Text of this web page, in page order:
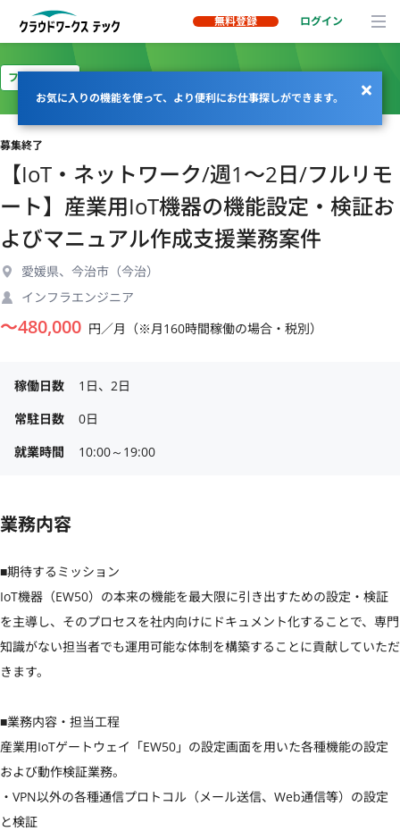
無料登録 ログイン
お気に入りの機能を使って、より便利にお仕事探しができます。
フルリモート
募集終了
【IoT・ネットワーク/週1〜2日/フルリモ
ート】産業用IoT機器の機能設定・検証お
よびマニュアル作成支援業務案件
愛媛県、今治市（今治）
インフラエンジニア
〜480,000 円／月（※月160時間稼働の場合・税別）
稼働日数
1日、2日
常駐日数
0日
就業時間
10:00～19:00
業務内容
■期待するミッション
IoT機器（EW50）の本来の機能を最大限に引き出すための設定・検証
を主導し、そのプロセスを社内向けにドキュメント化することで、専門
知識がない担当者でも運用可能な体制を構築することに貢献していただ
きます。
■業務内容・担当工程
産業用IoTゲートウェイ「EW50」の設定画面を用いた各種機能の設定
および動作検証業務。
・VPN以外の各種通信プロトコル（メール送信、Web通信等）の設定
と検証